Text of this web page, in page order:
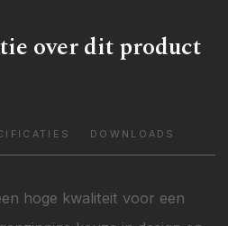
over dit product
DOWNLOADS
hoge kwaliteit voor een